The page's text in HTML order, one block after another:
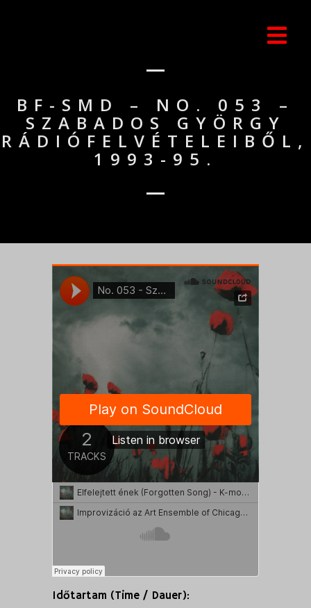
BF-SMD – NO. 053 –
SZABADOS GYÖRGY
RÁDIÓFELVÉTELEIBŐL,
1993-95.
Időtartam (Time / Dauer):